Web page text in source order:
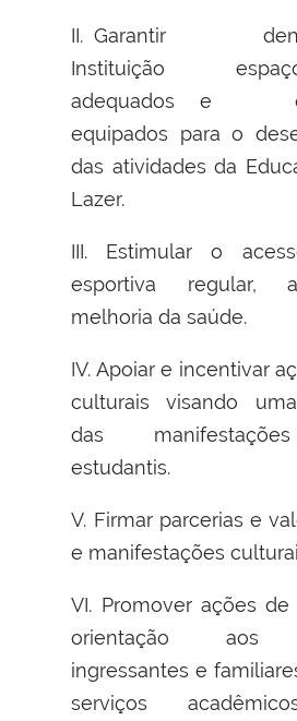
II. Garantir
Instituição
adequados e
equipados para o
das atividades da
Lazer.
III. Estimular o
esportiva regular,
melhoria da saúde.
IV. Apoiar e incentivar
culturais visando
das
estudantis.
V. Firmar parcerias e
e manifestações
VI. Promover ações
orientação aos
ingressantes e
serviços